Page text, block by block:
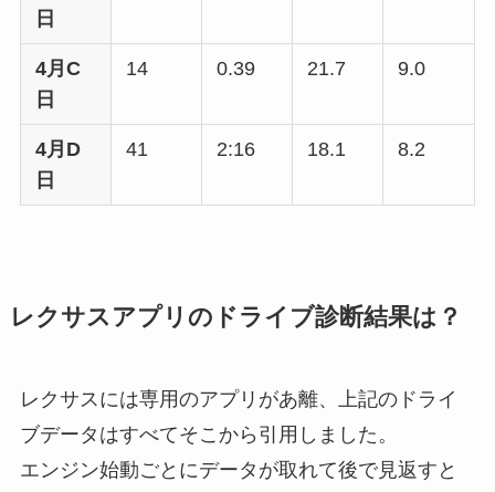
日
4月C
日
14 0.39 21.7 9.0
4月D
日
41 2:16 18.1 8.2
レクサスアプリのドライブ診断結果は？
レクサスには専用のアプリがあ離、上記のドライ
ブデータはすべてそこから引用しました。
エンジン始動ごとにデータが取れて後で見返すと